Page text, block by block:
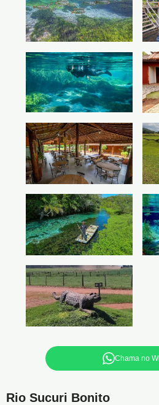
Chama no
Rio Sucuri Bonito